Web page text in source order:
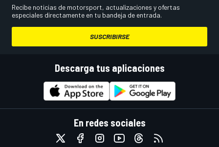
Recibe noticias de motorsport, actualizaciones y ofertas
especiales directamente en tu bandeja de entrada.
SUSCRIBIRSE
Descarga tus aplicaciones
En redes sociales